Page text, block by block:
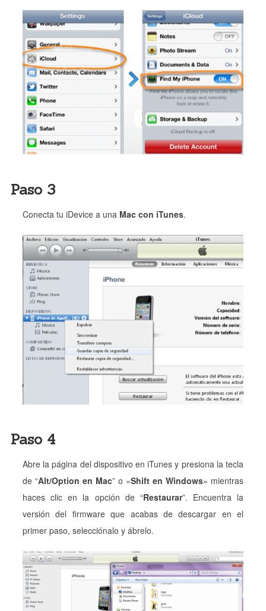
Paso 3
Conecta tu iDevice a una Mac con iTunes.
Paso 4
Abre la página del dispositivo en iTunes y presiona la tecla
de “Alt/Option en Mac” o «Shift en Windows» mientras
haces clic en la opción de “Restaurar”. Encuentra la
versión del firmware que acabas de descargar en el
primer paso, selecciónalo y ábrelo.